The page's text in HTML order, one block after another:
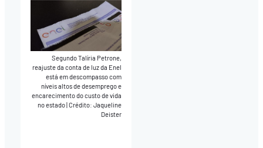
Segundo Talíria Petrone,
reajuste da conta de luz da Enel
está em descompasso com
níveis altos de desemprego e
encarecimento do custo de vida
no estado Crédito: Jaqueline
Deister